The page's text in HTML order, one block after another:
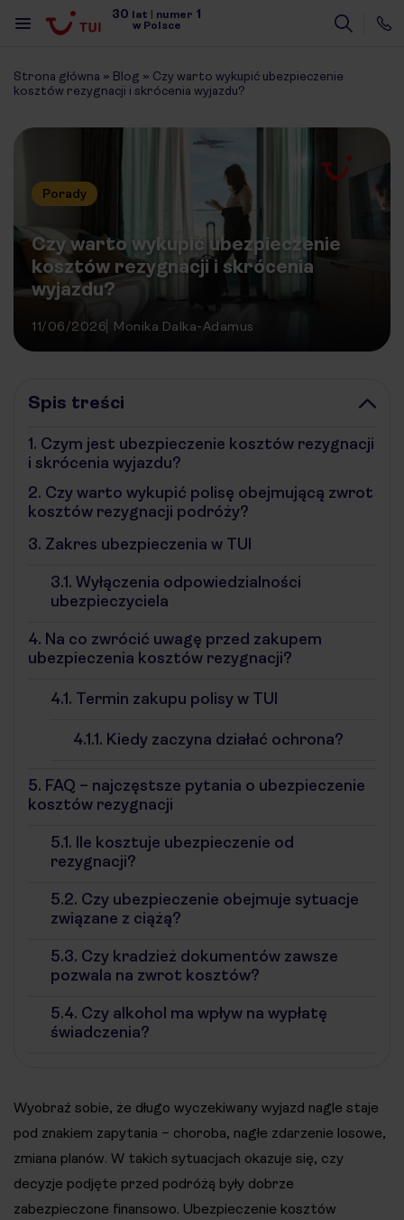
30 lat | numer 1
w Polsce
Strona główna » Blog » Czy warto wykupić ubezpieczenie
kosztów rezygnacji i skrócenia wyjazdu?
Porady
Czy warto wykupić ubezpieczenie
kosztów rezygnacji i skrócenia
wyjazdu?
11/06/2026 Monika Dalka-Adamus
Spis treści
1. Czym jest ubezpieczenie kosztów rezygnacji
i skrócenia wyjazdu?
2. Czy warto wykupić polisę obejmującą zwrot
kosztów rezygnacji podróży?
3. Zakres ubezpieczenia w TUI
3.1. Wyłączenia odpowiedzialności
ubezpieczyciela
4. Na co zwrócić uwagę przed zakupem
ubezpieczenia kosztów rezygnacji?
4.1. Termin zakupu polisy w TUI
4.1.1. Kiedy zaczyna działać ochrona?
5. FAQ – najczęstsze pytania o ubezpieczenie
kosztów rezygnacji
5.1. Ile kosztuje ubezpieczenie od
rezygnacji?
5.2. Czy ubezpieczenie obejmuje sytuacje
związane z ciążą?
5.3. Czy kradzież dokumentów zawsze
pozwala na zwrot kosztów?
5.4. Czy alkohol ma wpływ na wypłatę
świadczenia?
Wyobraź sobie, że długo wyczekiwany wyjazd nagle staje
pod znakiem zapytania – choroba, nagłe zdarzenie losowe,
zmiana planów. W takich sytuacjach okazuje się, czy
decyzje podjęte przed podróżą były dobrze
zabezpieczone finansowo. Ubezpieczenie kosztów